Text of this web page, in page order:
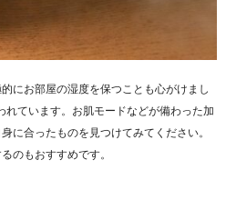
にお部屋の湿度を保つことも心がけまし
れています。お肌モードなどが備わった加
に合ったものを見つけてみてください。
のもおすすめです。